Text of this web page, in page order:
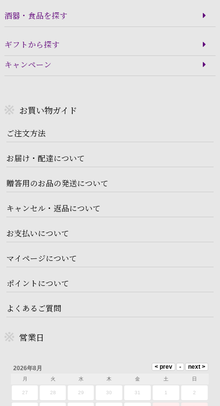
酒器・食品を探す
ギフトから探す
キャンペーン
お買い物ガイド
ご注文方法
お届け・配達について
贈答用のお品の発送について
キャンセル・返品について
お支払いについて
マイページについて
ポイントについて
よくあるご質問
営業日
2026年8月
月 火 水 木 金 土 日
27 28 29 30 31 1 2